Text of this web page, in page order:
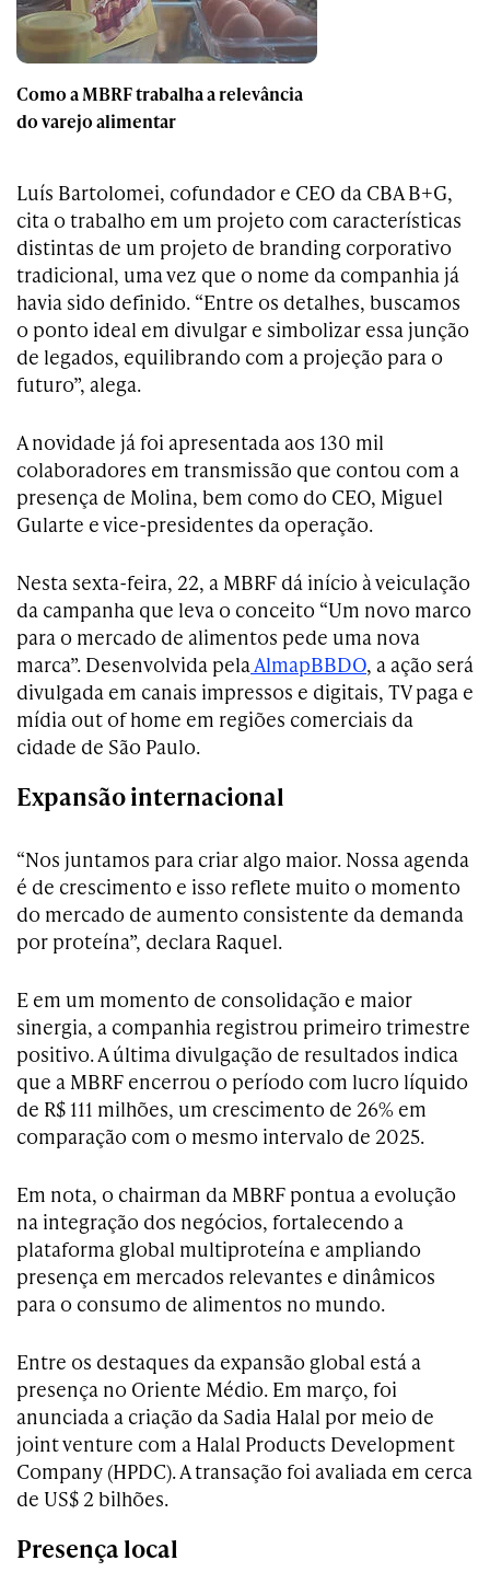
Como a MBRF trabalha a relevância
do varejo alimentar
Luís Bartolomei, cofundador e CEO da CBA B+G,
cita o trabalho em um projeto com características
distintas de um projeto de branding corporativo
tradicional, uma vez que o nome da companhia já
havia sido definido. “Entre os detalhes, buscamos
o ponto ideal em divulgar e simbolizar essa junção
de legados, equilibrando com a projeção para o
futuro”, alega.
A novidade já foi apresentada aos 130 mil
colaboradores em transmissão que contou com a
presença de Molina, bem como do CEO, Miguel
Gularte e vice-presidentes da operação.
Nesta sexta-feira, 22, a MBRF dá início à veiculação
da campanha que leva o conceito “Um novo marco
para o mercado de alimentos pede uma nova
marca”. Desenvolvida pela AlmapBBDO, a ação será
divulgada em canais impressos e digitais, TV paga e
mídia out of home em regiões comerciais da
cidade de São Paulo.
Expansão internacional
“Nos juntamos para criar algo maior. Nossa agenda
é de crescimento e isso reflete muito o momento
do mercado de aumento consistente da demanda
por proteína”, declara Raquel.
E em um momento de consolidação e maior
sinergia, a companhia registrou primeiro trimestre
positivo. A última divulgação de resultados indica
que a MBRF encerrou o período com lucro líquido
de R$ 111 milhões, um crescimento de 26% em
comparação com o mesmo intervalo de 2025.
Em nota, o chairman da MBRF pontua a evolução
na integração dos negócios, fortalecendo a
plataforma global multiproteína e ampliando
presença em mercados relevantes e dinâmicos
para o consumo de alimentos no mundo.
Entre os destaques da expansão global está a
presença no Oriente Médio. Em março, foi
anunciada a criação da Sadia Halal por meio de
joint venture com a Halal Products Development
Company (HPDC). A transação foi avaliada em cerca
de US$ 2 bilhões.
Presença local